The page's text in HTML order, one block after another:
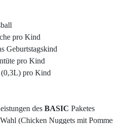
pro Kind
Geburtstagskind
pro Kind
pro Kind
des BASIC Paketes
(Chicken Nuggets mit